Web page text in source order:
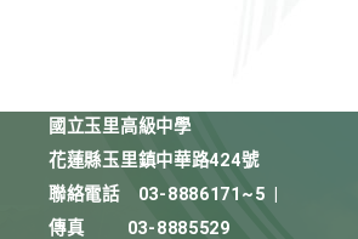
國立玉里高級中學
花蓮縣玉里鎮中華路424號
聯絡電話
03-8886171~5
傳真
03-8885529